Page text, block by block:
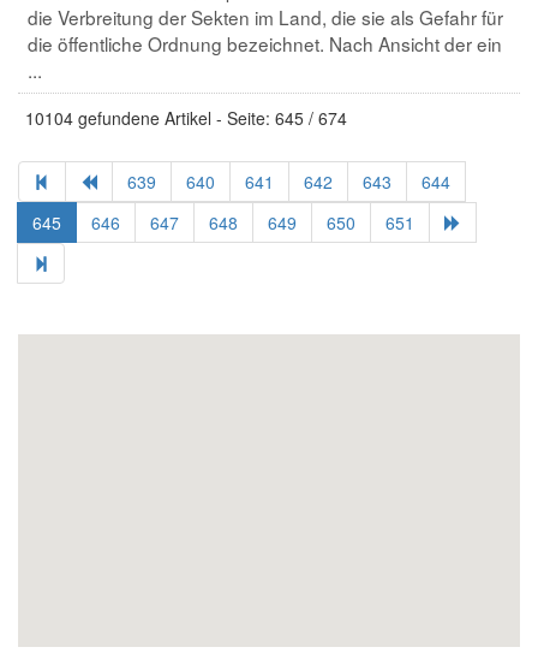
die Verbreitung der Sekten im Land, die sie als Gefahr für
die öffentliche Ordnung bezeichnet. Nach Ansicht der ein
...
10104 gefundene Artikel - Seite: 645 / 674
639 640 641 642 643
644
645
646 647 648 649 650 651